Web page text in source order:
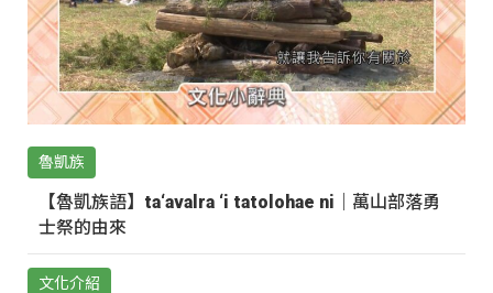
魯凱族
【魯凱族語】ta‘avalra ‘i tatolohae ni｜萬山部落勇
士祭的由來
文化介紹